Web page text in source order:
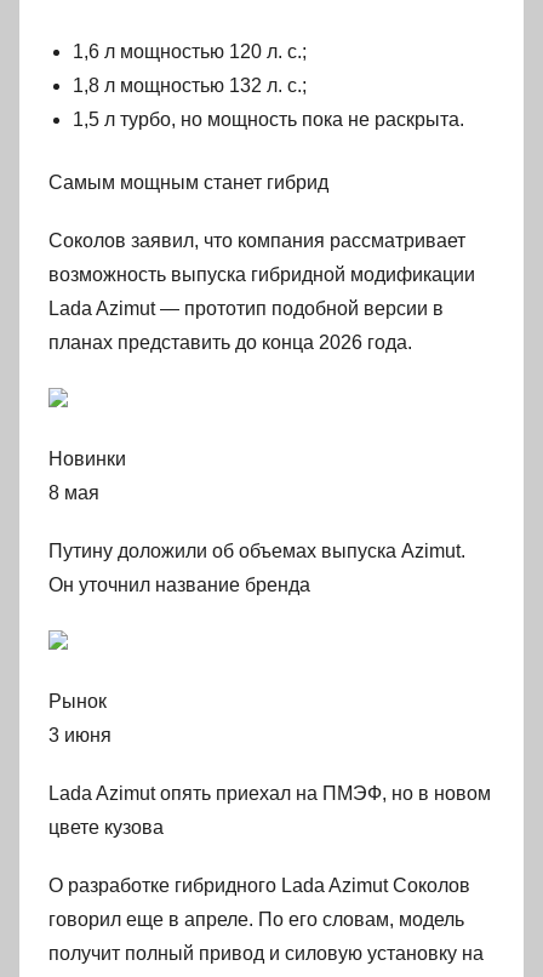
1,6 л мощностью 120 л. с.;
1,8 л мощностью 132 л. с.;
1,5 л турбо, но мощность пока не раскрыта.
Самым мощным станет гибрид
Соколов заявил, что компания рассматривает
возможность выпуска гибридной модификации
Lada Azimut — прототип подобной версии в
планах представить до конца 2026 года.
Новинки
8 мая
Путину доложили об объемах выпуска Azimut.
Он уточнил название бренда
Рынок
3 июня
Lada Azimut опять приехал на ПМЭФ, но в новом
цвете кузова
О разработке гибридного Lada Azimut Соколов
говорил еще в апреле. По его словам, модель
получит полный привод и силовую установку на